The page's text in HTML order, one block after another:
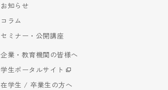
お知らせ
コラム
セミナー・公開講座
企業・教育機関の皆様へ
学生ポータルサイト
在学生 / 卒業生の方へ